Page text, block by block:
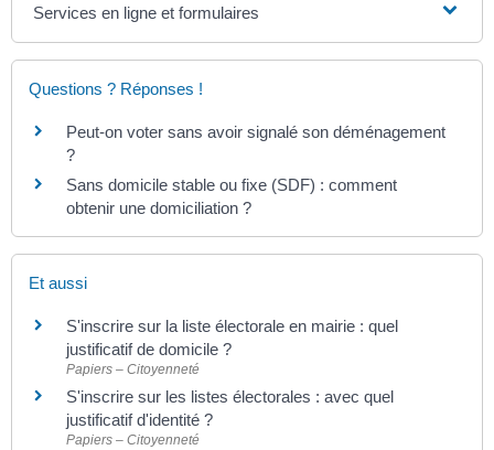
Services en ligne et formulaires
Questions ? Réponses !
Peut-on voter sans avoir signalé son déménagement
?
Sans domicile stable ou fixe (SDF) : comment
obtenir une domiciliation ?
Et aussi
S'inscrire sur la liste électorale en mairie : quel
justificatif de domicile ?
Papiers – Citoyenneté
S'inscrire sur les listes électorales : avec quel
justificatif d'identité ?
Papiers – Citoyenneté